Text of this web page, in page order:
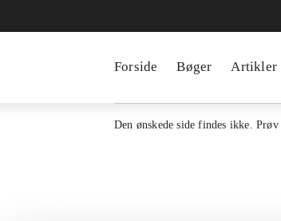
Forside Bøger Artikler
Den ønskede side findes ikke.